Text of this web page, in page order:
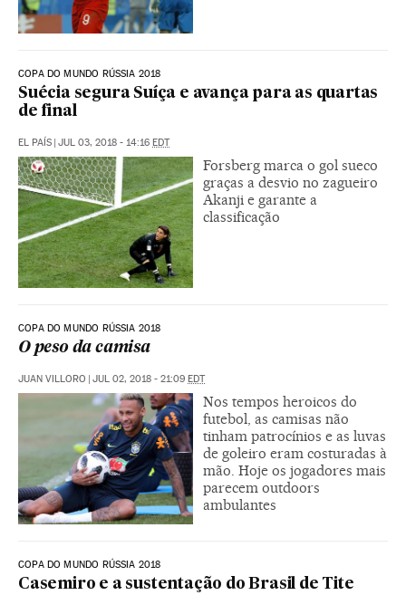
COPA DO MUNDO RÚSSIA 2018
Suécia segura Suíça e avança para as quartas
de final
EL PAÍS | JUL 03, 2018 - 14:16 EDT
Forsberg marca o gol sueco
graças a desvio no zagueiro
Akanji e garante a
classificação
COPA DO MUNDO RÚSSIA 2018
O peso da camisa
JUAN VILLORO | JUL 02, 2018 - 21:09 EDT
Nos tempos heroicos do
futebol, as camisas não
tinham patrocínios e as luvas
de goleiro eram costuradas à
mão. Hoje os jogadores mais
parecem outdoors
ambulantes
COPA DO MUNDO RÚSSIA 2018
Casemiro e a sustentação do Brasil de Tite